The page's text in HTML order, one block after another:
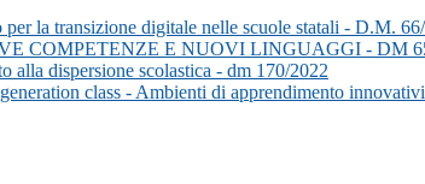
la transizione digitale nelle scuole statali - D.M.
COMPETENZE E NUOVI LINGUAGGI - DM
alla dispersione scolastica - dm 170/2022
class - Ambienti di apprendimento innovativi